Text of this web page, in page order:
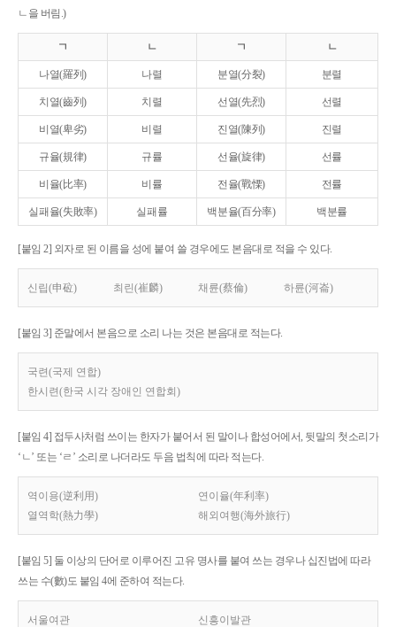
ㄴ을 버림.)
ㄱ ㄴ ㄱ ㄴ
나열(羅列) 나렬 분열(分裂) 분렬
치열(齒列) 치렬 선열(先烈) 선렬
비열(卑劣) 비렬 진열(陳列) 진렬
규율(規律) 규률 선율(旋律) 선률
비율(比率) 비률 전율(戰慄) 전률
실패율(失敗率) 실패률 백분율(百分率) 백분률
[붙임 2] 외자로 된 이름을 성에 붙여 쓸 경우에도 본음대로 적을 수 있다.
신립(申砬) 최린(崔麟) 채륜(蔡倫) 하륜(河崙)
[붙임 3] 준말에서 본음으로 소리 나는 것은 본음대로 적는다.
국련(국제 연합)
한시련(한국 시각 장애인 연합회)
[붙임 4] 접두사처럼 쓰이는 한자가 붙어서 된 말이나 합성어에서, 뒷말의 첫소리가
‘ㄴ’ 또는 ‘ㄹ’ 소리로 나더라도 두음 법칙에 따라 적는다.
역이용(逆利用)
연이율(年利率)
열역학(熱力學)
해외여행(海外旅行)
[붙임 5] 둘 이상의 단어로 이루어진 고유 명사를 붙여 쓰는 경우나 십진법에 따라
쓰는 수(數)도 붙임 4에 준하여 적는다.
서울여관 신흥이발관